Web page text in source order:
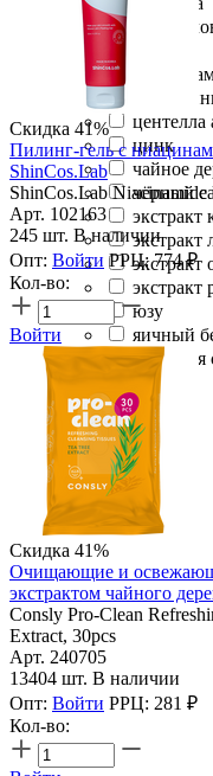
центелла
цинк
чайное
чёрный
экстракт
экстракт
экстракт
экстракт
юзу
яичный
японская
Скидка 41%
Пилинг-гель с
ShinCos.Lab
ShinCos.Lab
Арт. 102163
245 шт. В наличии
Опт: Войти РРЦ:774 ₽
Кол-во:
Войти
Скидка 41%
Очищающие и
экстрактом чайного
Consly Pro-Clean
Extract, 30pcs
Арт. 240705
13404 шт. В наличии
Опт: Войти РРЦ: 281 ₽
Кол-во: